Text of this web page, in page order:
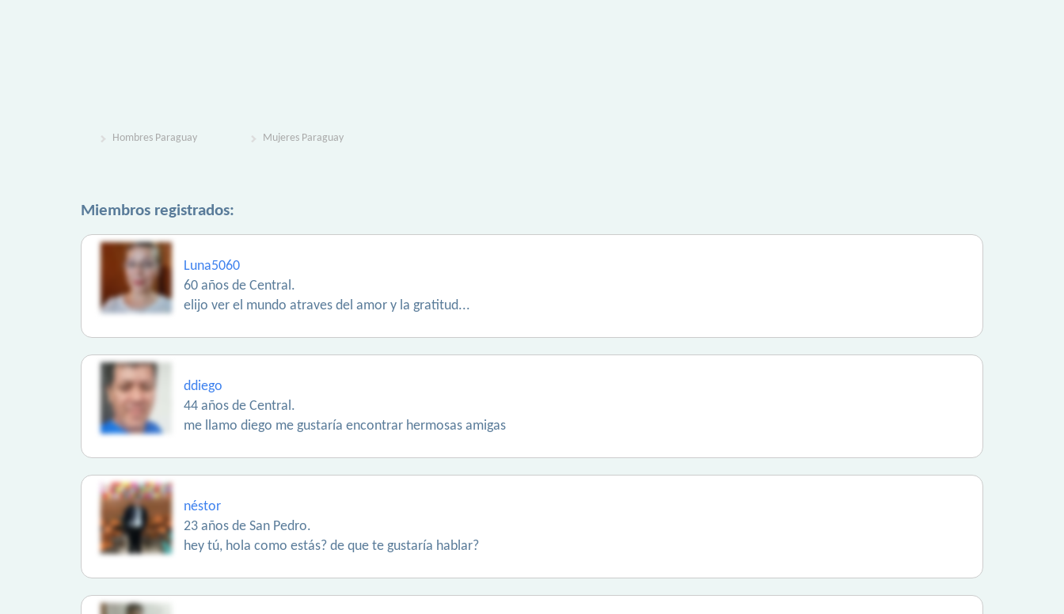
Hombres Paraguay Mujeres Paraguay
Miembros registrados:
Luna5060
60 años de Central.
elijo ver el mundo atraves del amor y la gratitud...
ddiego
44 años de Central.
me llamo diego me gustaría encontrar hermosas amigas
néstor
23 años de San Pedro.
hey tú, hola como estás? de que te gustaría hablar?